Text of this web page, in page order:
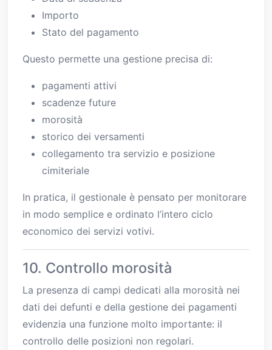
Importo
Stato del pagamento
Questo permette una gestione precisa di:
pagamenti attivi
scadenze future
morosità
storico dei versamenti
collegamento tra servizio e posizione
cimiteriale
In pratica, il gestionale è pensato per monitorare
in modo semplice e ordinato l’intero ciclo
economico dei servizi votivi.
10. Controllo morosità
La presenza di campi dedicati alla morosità nei
dati dei defunti e della gestione dei pagamenti
evidenzia una funzione molto importante: il
controllo delle posizioni non regolari.